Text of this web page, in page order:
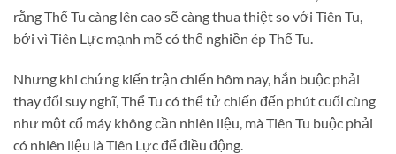
rằng Thể Tu càng lên cao sẽ càng thua thiệt so với Tiên Tu,
bởi vì Tiên Lực mạnh mẽ có thể nghiền ép Thể Tu.
Nhưng khi chứng kiến trận chiến hôm nay, hắn buộc phải
thay đổi suy nghĩ, Thể Tu có thể tử chiến đến phút cuối cùng
như một cổ máy không cần nhiên liệu, mà Tiên Tu buộc phải
có nhiên liệu là Tiên Lực để điều động.